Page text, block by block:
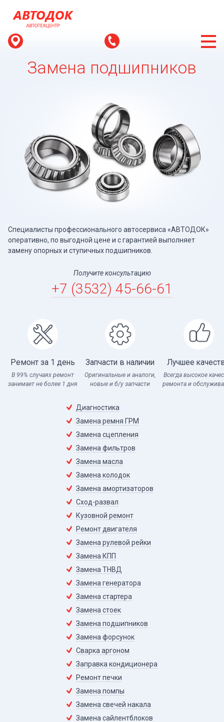
Замена подшипников
Специалисты профессионального автосервиса «АВТОДОК»
оперативно, по выгодной цене и с гарантией выполняет
замену опорных и ступичных подшипников.
Получите консультацию
+7 (3532) 45-66-61
Ремонт за 1 день
В 99% случаях ремонт
занимает не более 1 дня
Запчасти в наличии
Оригинальные и аналоги,
новые и б/у запчасти
Лучшее
Всегда высокое
ремонта и
Диагностика
Замена ремня ГРМ
Замена сцепления
Замена фильтров
Замена масла
Замена колодок
Замена амортизаторов
Сход-развал
Кузовной ремонт
Ремонт двигателя
Замена рулевой рейки
Замена КПП
Замена ТНВД
Замена генератора
Замена стартера
Замена стоек
Замена подшипников
Замена форсунок
Сварка аргоном
Заправка кондиционера
Ремонт печки
Замена помпы
Замена свечей накала
Замена сайлентблоков